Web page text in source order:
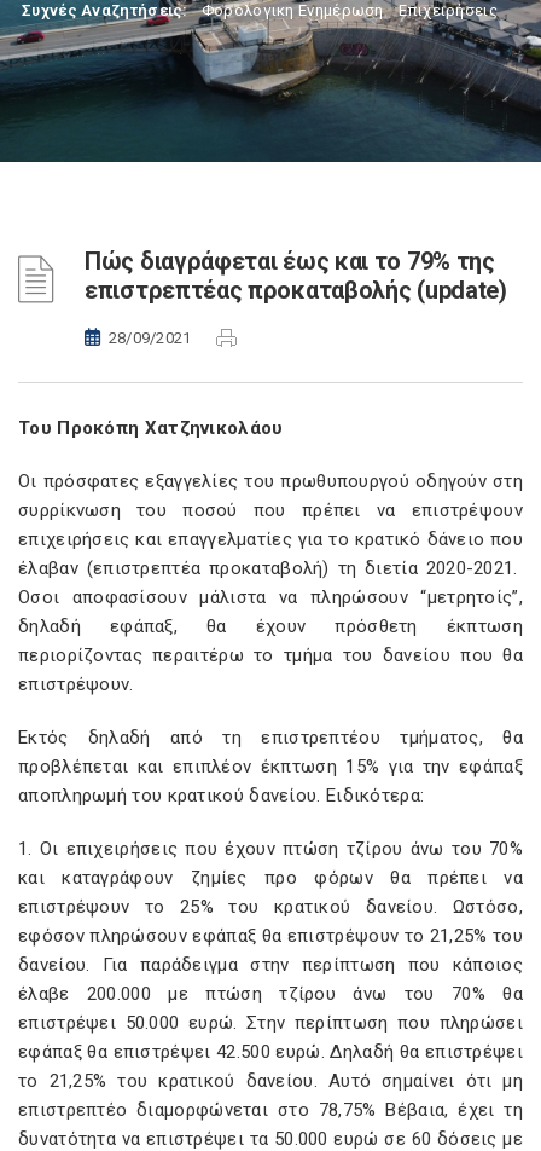
Συχνές Αναζητήσεις: Φορολογικη Ενημέρωση, Επιχειρήσεις
Πώς διαγράφεται έως και το 79% της
επιστρεπτέας προκαταβολής (update)
28/09/2021
Του Προκόπη Χατζηνικολάου
Οι πρόσφατες εξαγγελίες του πρωθυπουργού οδηγούν στη
συρρίκνωση του ποσού που πρέπει να επιστρέψουν
επιχειρήσεις και επαγγελματίες για το κρατικό δάνειο που
έλαβαν (επιστρεπτέα προκαταβολή) τη διετία 2020-2021.
Οσοι αποφασίσουν μάλιστα να πληρώσουν “μετρητοίς”,
δηλαδή εφάπαξ, θα έχουν πρόσθετη έκπτωση
περιορίζοντας περαιτέρω το τμήμα του δανείου που θα
επιστρέψουν.
Εκτός δηλαδή από τη επιστρεπτέου τμήματος, θα
προβλέπεται και επιπλέον έκπτωση 15% για την εφάπαξ
αποπληρωμή του κρατικού δανείου. Ειδικότερα:
1. Οι επιχειρήσεις που έχουν πτώση τζίρου άνω του 70%
και καταγράφουν ζημίες προ φόρων θα πρέπει να
επιστρέψουν το 25% του κρατικού δανείου. Ωστόσο,
εφόσον πληρώσουν εφάπαξ θα επιστρέψουν το 21,25% του
δανείου. Για παράδειγμα στην περίπτωση που κάποιος
έλαβε 200.000 με πτώση τζίρου άνω του 70% θα
επιστρέψει 50.000 ευρώ. Στην περίπτωση που πληρώσει
εφάπαξ θα επιστρέψει 42.500 ευρώ. Δηλαδή θα επιστρέψει
το 21,25% του κρατικού δανείου. Αυτό σημαίνει ότι μη
επιστρεπτέο διαμορφώνεται στο 78,75% Βέβαια, έχει τη
δυνατότητα να επιστρέψει τα 50.000 ευρώ σε 60 δόσεις με